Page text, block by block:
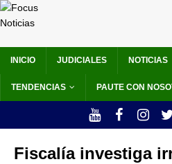
INICIO JUDICIALES NOTICIAS
TENDENCIAS PAUTE CON
Fiscalía investiga